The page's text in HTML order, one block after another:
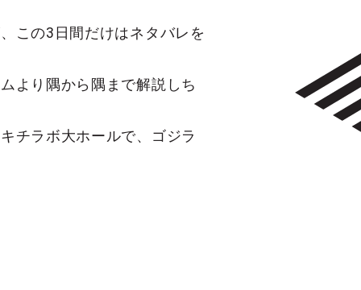
この3日間だけはネタバレを
より隅から隅まで解説しち
チラボ大ホールで、ゴジラ